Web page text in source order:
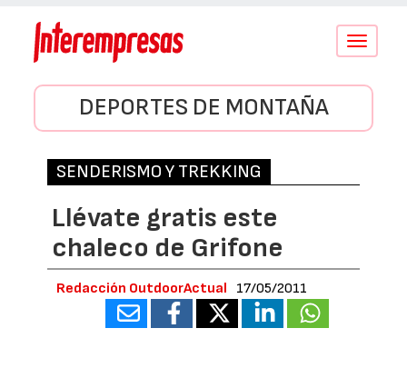
Conmutar
DEPORTES DE MONTAÑA
SENDERISMO Y TREKKING
Llévate gratis este
chaleco de Grifone
Redacción OutdoorActual 17/05/2011